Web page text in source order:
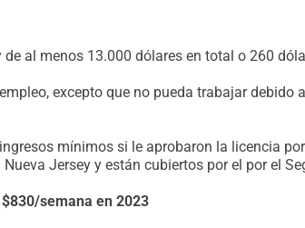
al menos 13.000 dólares en total o 260
excepto que no pueda trabajar
mínimos si le aprobaron la licencia
Jersey y están cubiertos por el por el
semana en 2023